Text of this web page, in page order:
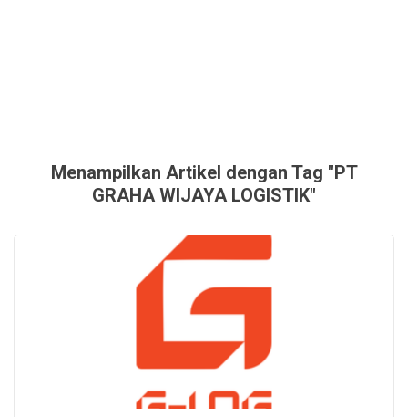
Menampilkan Artikel dengan Tag "PT
GRAHA WIJAYA LOGISTIK"